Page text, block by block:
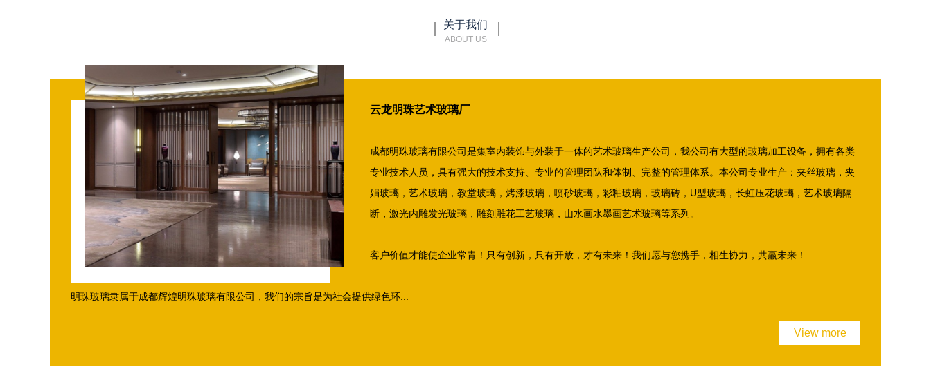
关于我们
ABOUT US
云龙明珠艺术玻璃厂
成都明珠玻璃有限公司是集室内装饰与外装于一体的艺术玻璃生产公司，我公司有大型的玻璃加工设备，拥有各类
专业技术人员，具有强大的技术支持、专业的管理团队和体制、完整的管理体系。本公司专业生产：夹丝玻璃，夹
娟玻璃，艺术玻璃，教堂玻璃，烤漆玻璃，喷砂玻璃，彩釉玻璃，玻璃砖，U型玻璃，长虹压花玻璃，艺术玻璃隔
断，激光内雕发光玻璃，雕刻雕花工艺玻璃，山水画水墨画艺术玻璃等系列。
客户价值才能使企业常青！只有创新，只有开放，才有未来！我们愿与您携手，相生协力，共赢未来！
明珠玻璃隶属于成都辉煌明珠玻璃有限公司，我们的宗旨是为社会提供绿色环...
View more